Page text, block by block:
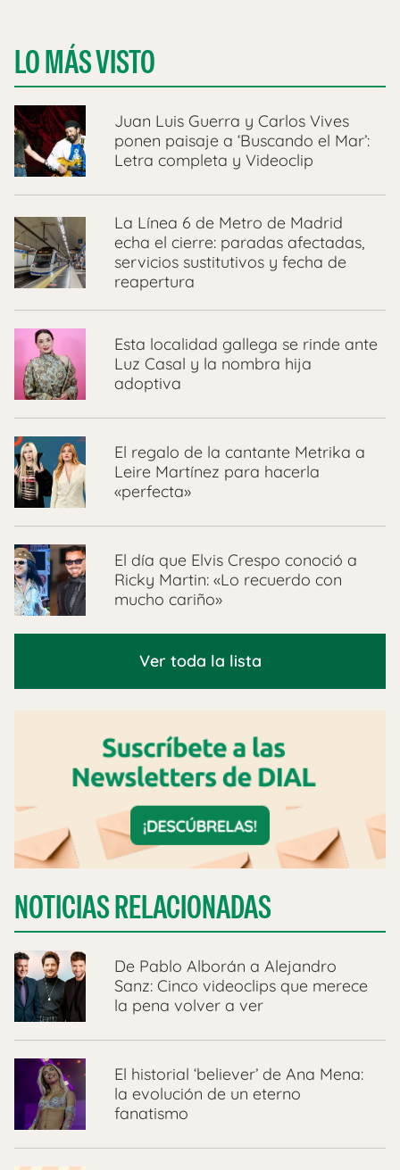
LO MÁS VISTO
Juan Luis Guerra y Carlos Vives
ponen paisaje a ‘Buscando el Mar’:
Letra completa y Videoclip
La Línea 6 de Metro de Madrid
echa el cierre: paradas afectadas,
servicios sustitutivos y fecha de
reapertura
Esta localidad gallega se rinde ante
Luz Casal y la nombra hija
adoptiva
El regalo de la cantante Metrika a
Leire Martínez para hacerla
«perfecta»
El día que Elvis Crespo conoció a
Ricky Martin: «Lo recuerdo con
mucho cariño»
Ver toda la lista
NOTICIAS RELACIONADAS
De Pablo Alborán a Alejandro
Sanz: Cinco videoclips que merece
la pena volver a ver
El historial ‘believer’ de Ana Mena:
la evolución de un eterno
fanatismo